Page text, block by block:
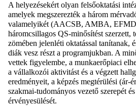
A helyezésekért olyan felsőoktatási
amelyek megszerezték a három
valamelyikét (AACSB, AMBA,
háromcsillagos QS-minősítést szerzett,
zömében jelenléti oktatással tanítanak,
diák vesz részt a programjukban. A
vettek figyelembe, a munkaerőpiaci
a vállalkozói aktivitást és a végzett
eredményeit, a képzés megtérülési (ár-
szakmai-tudományos vezető szerepét
érvényesülését.